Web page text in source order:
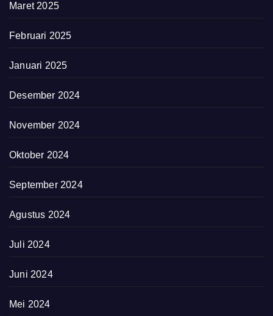
Maret 2025
Februari 2025
Januari 2025
Desember 2024
November 2024
Oktober 2024
September 2024
Agustus 2024
Juli 2024
Juni 2024
Mei 2024